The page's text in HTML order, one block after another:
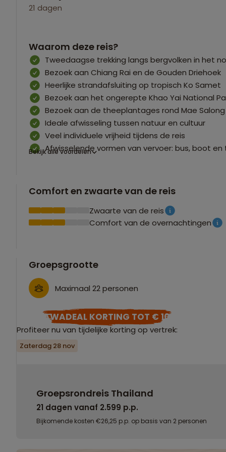
21 dagen
Waarom deze reis?
Tweedaagse trekking langs bergvolken in het
Bezoek aan Chiang Rai en de Gouden Driehoek
Heerlijke strandafsluiting op tropisch Ko Samet
Bezoek aan het ongerepte Khao Yai National
Bezoek aan de theeplantages rond Mae Salong
Ideale afwisseling tussen natuur en cultuur
Veel individuele vrijheid tijdens de reis
Afwisselende vormen van vervoer: bus, boot en
Bekijk alle voordelen
Comfort en zwaarte van de reis
Zwaarte van de reis
Comfort van de overnachtingen
Groepsgrootte
Maximaal 22 personen
SAWADEAL KORTING TOT € 100
Profiteer nu van tijdelijke korting op vertrek:
Zaterdag 28 nov
Groepsrondreis Thailand
21 dagen vanaf 2.599 p.p.
Bijkomende kosten €26,25 p.p. op basis van 2 personen